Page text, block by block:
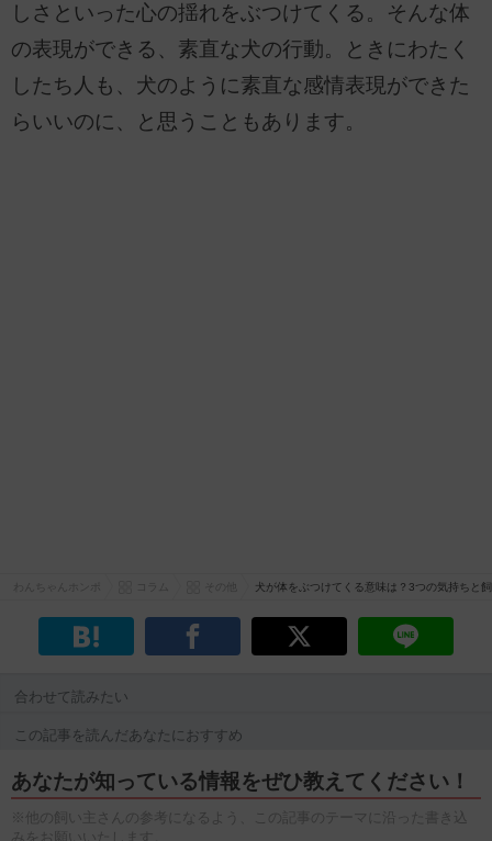
しさといった心の揺れをぶつけてくる。そんな体
の表現ができる、素直な犬の行動。ときにわたく
したち人も、犬のように素直な感情表現ができた
らいいのに、と思うこともあります。
その他 犬が体をぶつけてくる意味は？3つの気持ちと
合わせて読みたい
この記事を読んだあなたにおすすめ
あなたが知っている情報をぜひ教えてください！
※他の飼い主さんの参考になるよう、この記事のテーマに沿った書き込
みをお願いいたします。